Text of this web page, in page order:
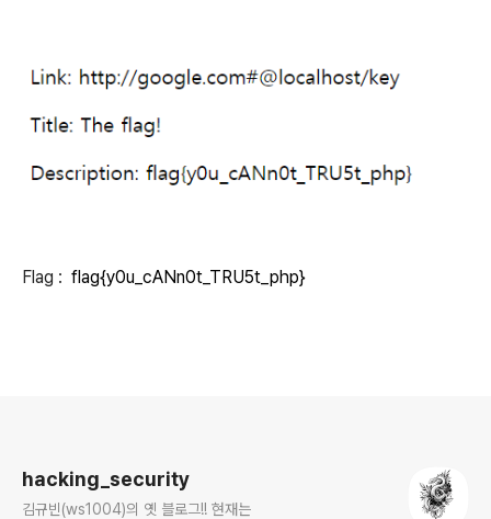
Flag : flag{y0u_cANn0t_TRU5t_php}
hacking_security
김규빈(ws1004)의 옛 블로그!! 현재는